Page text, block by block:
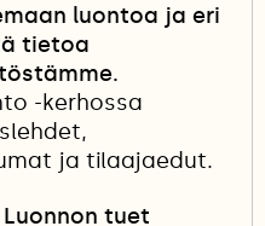
luontoa ja eri
tietoa
-kerhossa
ja tilaajaedut.
tuet